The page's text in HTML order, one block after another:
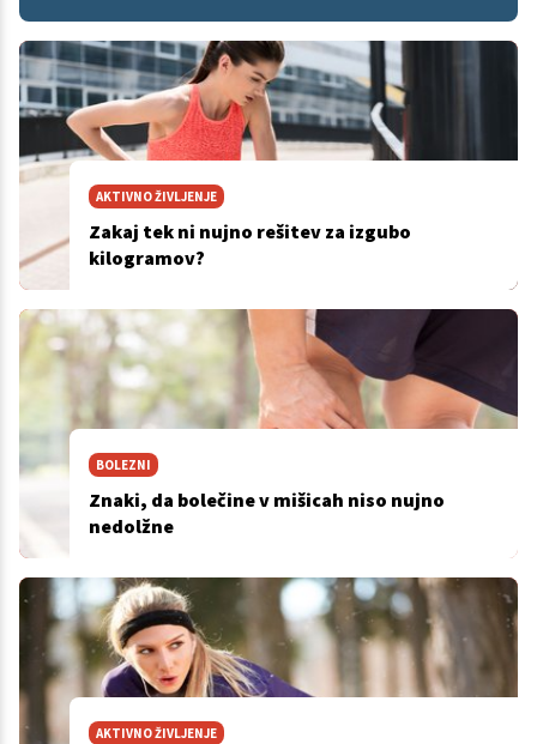
AKTIVNO ŽIVLJENJE
Zakaj tek ni nujno rešitev za izgubo
kilogramov?
BOLEZNI
Znaki, da bolečine v mišicah niso nujno
nedolžne
AKTIVNO ŽIVLJENJE